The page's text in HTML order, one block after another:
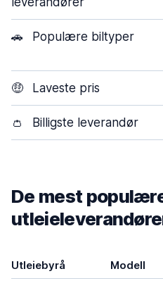
🚗 Populære biltyper
🤑 Laveste pris
👛 Billigste leverandør
De mest
Utleiebyrå Modell